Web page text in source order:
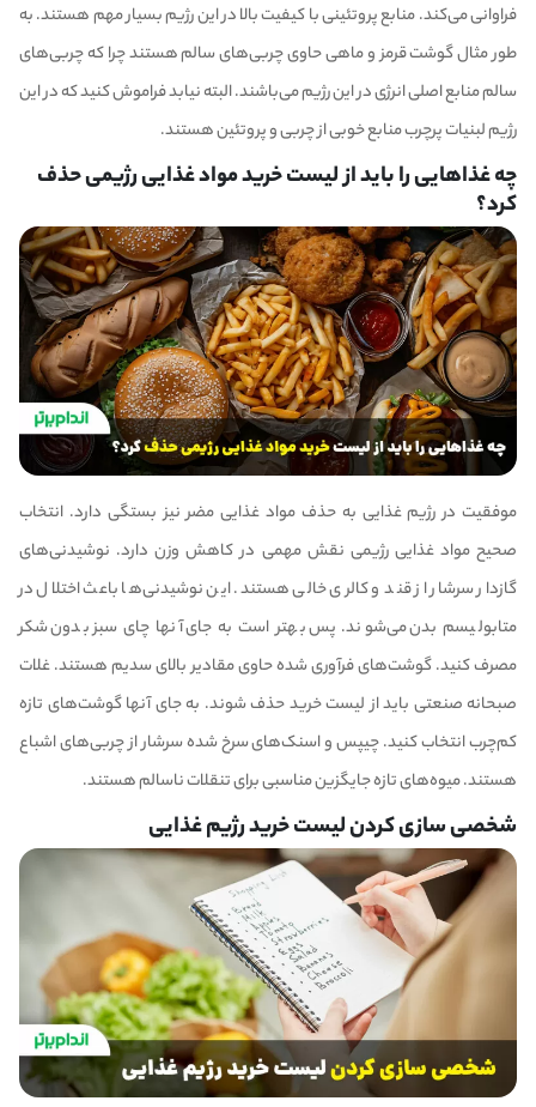
فراوانی می‌کند. منابع پروتئینی با کیفیت بالا در این رژیم بسیار مهم هستند. به
طور مثال گوشت قرمز و ماهی حاوی چربی‌های سالم هستند چرا که چربی‌های
سالم منابع اصلی انرژی در این رژیم می‌باشند. البته نیابد فراموش کنید که در این
رژیم لبنیات پرچرب منابع خوبی از چربی و پروتئین هستند.
چه غذاهایی را باید از لیست خرید مواد غذایی رژیمی حذف
کرد؟
موفقیت در رژیم غذایی به حذف مواد غذایی مضر نیز بستگی دارد. انتخاب
صحیح مواد غذایی رژیمی نقش مهمی در کاهش وزن دارد. نوشیدنی‌های
گازدار سرشار از قند و کالری خالی هستند. این نوشیدنی‌ها باعث اختلال در
متابولیسم بدن می‌شوند. پس بهتر است به جای آنها چای سبز بدون شکر
مصرف کنید. گوشت‌های فرآوری شده حاوی مقادیر بالای سدیم هستند. غلات
صبحانه صنعتی باید از لیست خرید حذف شوند. به جای آنها گوشت‌های تازه
کم‌چرب انتخاب کنید. چیپس و اسنک‌های سرخ شده سرشار از چربی‌های اشباع
هستند. میوه‌های تازه جایگزین مناسبی برای تنقلات ناسالم هستند.
شخصی سازی کردن لیست خرید رژیم غذایی